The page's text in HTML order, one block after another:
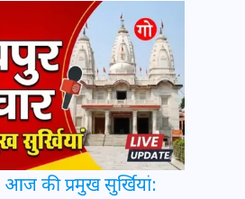
आज की प्रमुख सुर्खियां: